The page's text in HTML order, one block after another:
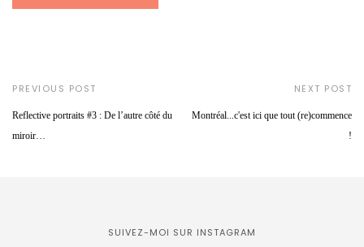
PREVIOUS POST
Reflective portraits #3 : De l’autre côté du
miroir…
NEXT POST
Montréal...c'est ici que tout (re)commence
!
SUIVEZ-MOI SUR INSTAGRAM